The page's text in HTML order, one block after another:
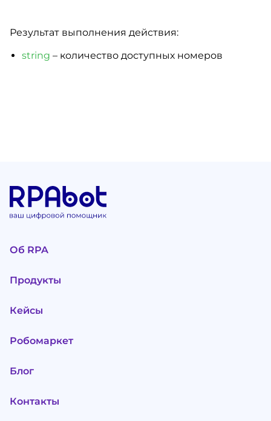
Результат выполнения действия:
string – количество доступных номеров
Об RPA
Продукты
Кейсы
Робомаркет
Блог
Контакты